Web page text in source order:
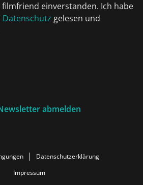
einverstanden. Ich habe
Datenschutz gelesen und
abmelden
Datenschutzerklärung
Impressum